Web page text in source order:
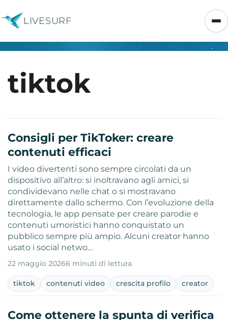
LIVESURF
tiktok
Consigli per TikToker: creare
contenuti efficaci
I video divertenti sono sempre circolati da un
dispositivo all’altro: si inoltravano agli amici, si
condividevano nelle chat o si mostravano
direttamente dallo schermo. Con l’evoluzione della
tecnologia, le app pensate per creare parodie e
contenuti umoristici hanno conquistato un
pubblico sempre più ampio. Alcuni creator hanno
usato i social netwo…
22 maggio 20266 minuti di lettura
tiktok contenuti video crescita profilo creator
Come ottenere la spunta di verifica